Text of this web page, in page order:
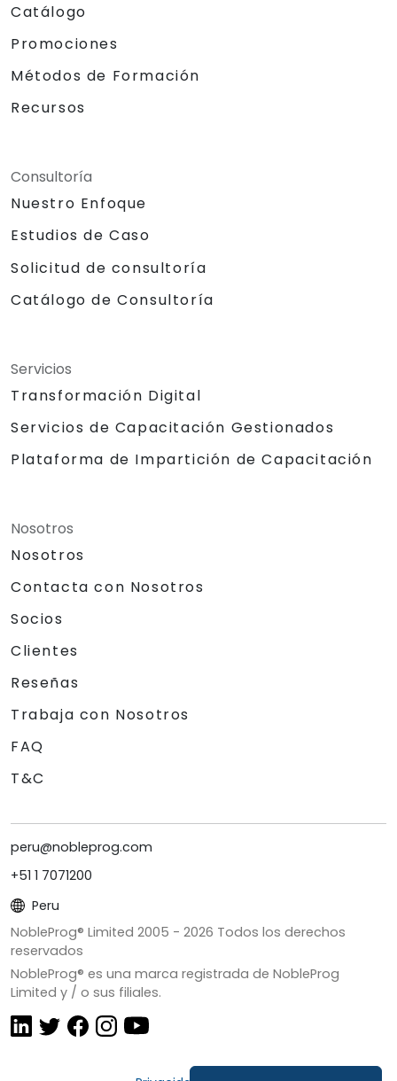
Catálogo
Promociones
Métodos de Formación
Recursos
Consultoría
Nuestro Enfoque
Estudios de Caso
Solicitud de consultoría
Catálogo de Consultoría
Servicios
Transformación Digital
Servicios de Capacitación Gestionados
Plataforma de Impartición de Capacitación
Nosotros
Nosotros
Contacta con Nosotros
Socios
Clientes
Reseñas
Trabaja con Nosotros
FAQ
T&C
peru@nobleprog.com
+51 1 7071200
Peru
NobleProg® Limited 2005 - 2026 Todos los derechos
reservados
NobleProg® es una marca registrada de NobleProg
Limited y / o sus filiales.